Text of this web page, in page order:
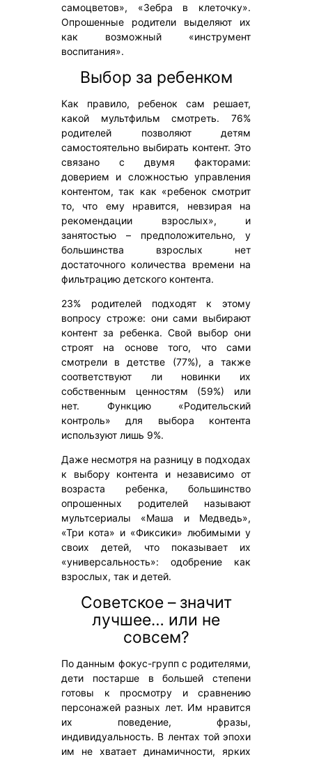
самоцветов», «Зебра в клеточку».
Опрошенные родители выделяют их
как возможный «инструмент
воспитания».
Выбор за ребенком
Как правило, ребенок сам решает,
какой мультфильм смотреть. 76%
родителей позволяют детям
самостоятельно выбирать контент. Это
связано с двумя факторами:
доверием и сложностью управления
контентом, так как «ребенок смотрит
то, что ему нравится, невзирая на
рекомендации взрослых», и
занятостью – предположительно, у
большинства взрослых нет
достаточного количества времени на
фильтрацию детского контента.
23% родителей подходят к этому
вопросу строже: они сами выбирают
контент за ребенка. Свой выбор они
строят на основе того, что сами
смотрели в детстве (77%), а также
соответствуют ли новинки их
собственным ценностям (59%) или
нет. Функцию «Родительский
контроль» для выбора контента
используют лишь 9%.
Даже несмотря на разницу в подходах
к выбору контента и независимо от
возраста ребенка, большинство
опрошенных родителей называют
мультсериалы «Маша и Медведь»,
«Три кота» и «Фиксики» любимыми у
своих детей, что показывает их
«универсальность»: одобрение как
взрослых, так и детей.
Советское – значит
лучшее… или не
совсем?
По данным фокус-групп с родителями,
дети постарше в большей степени
готовы к просмотру и сравнению
персонажей разных лет. Им нравится
их поведение, фразы,
индивидуальность. В лентах той эпохи
им не хватает динамичности, ярких